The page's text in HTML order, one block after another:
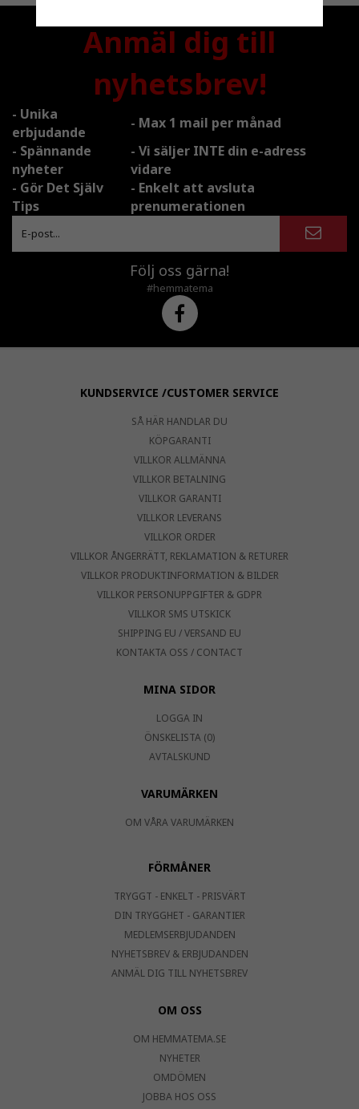
Anmäl dig till
nyhetsbrev!
- Unika
erbjudande
- Max 1 mail per månad
- Spännande
nyheter
- Vi säljer INTE din e-adress
vidare
- Gör Det Själv
Tips
- Enkelt att avsluta
prenumerationen
Följ oss gärna!
#hemmatema
KUNDSERVICE /CUSTOMER SERVICE
SÅ HÄR HANDLAR DU
KÖPGARANTI
VILLKOR ALLMÄNNA
VILLKOR BETALNING
VILLKOR GARANTI
VILLKOR LEVERANS
VILLKOR ORDER
VILLKOR ÅNGERRÄTT, REKLAMATION & RETURER
VILLKOR PRODUKTINFORMATION & BILDER
VILLKOR PERSONUPPGIFTER & GDPR
VILLKOR SMS UTSKICK
SHIPPING EU / VERSAND EU
KONTAKTA OSS / CONTACT
MINA SIDOR
LOGGA IN
ÖNSKELISTA (0)
AVTALSKUND
VARUMÄRKEN
OM VÅRA VARUMÄRKEN
FÖRMÅNER
TRYGGT - ENKELT - PRISVÄRT
DIN TRYGGHET - GARANTIER
MEDLEMSERBJUDANDEN
NYHETSBREV & ERBJUDANDEN
ANMÄL DIG TILL NYHETSBREV
OM OSS
OM HEMMATEMA.SE
NYHETER
OMDÖMEN
JOBBA HOS OSS